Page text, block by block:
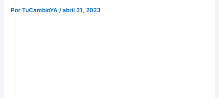
PorTuCambioYA/abril 21, 2023